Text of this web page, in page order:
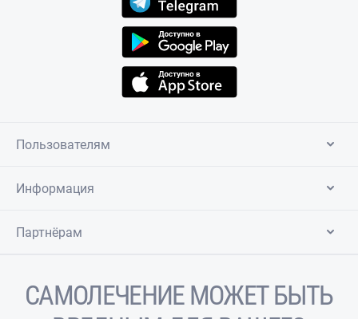
Пользователям
Информация
Партнёрам
САМОЛЕЧЕНИЕ МОЖЕТ БЫТЬ